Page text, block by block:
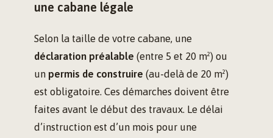
une cabane légale
Selon la taille de votre cabane, une
déclaration préalable (entre 5 et 20 m²) ou
un permis de construire (au-delà de 20 m²)
est obligatoire. Ces démarches doivent être
faites avant le début des travaux. Le délai
d’instruction est d’un mois pour une